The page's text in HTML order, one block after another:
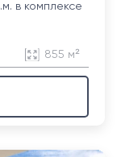
в комплексе
855 м²